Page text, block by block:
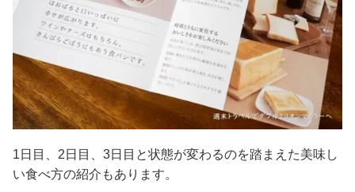
1日目、2日目、3日目と状態が変わるのを踏まえた美味し
い食べ方の紹介もあります。